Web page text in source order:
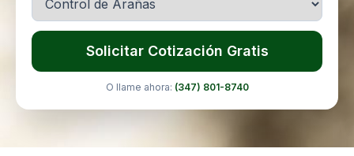
Solicitar Cotización Gratis
O llame ahora: (347) 801-8740